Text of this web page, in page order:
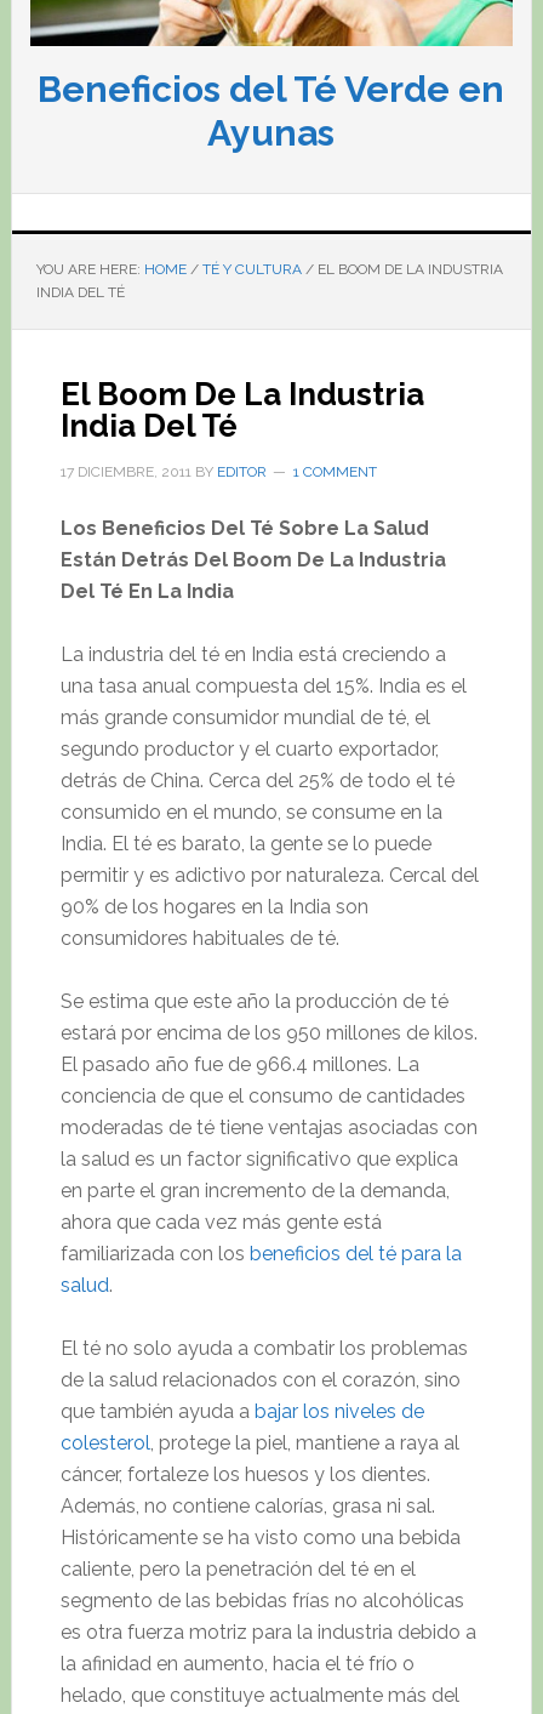
Beneficios del Té Verde en
Ayunas
YOU ARE HERE: HOME / TÉ Y CULTURA /EL BOOM DE LA INDUSTRIA
INDIA DEL TÉ
El Boom De La Industria
India Del Té
17 DICIEMBRE, 2011BY EDITOR 1 COMMENT
Los Beneficios Del Té Sobre La Salud
Están Detrás Del Boom De La Industria
Del Té En La India
La industria del té en India está creciendo a
una tasa anual compuesta del 15%. India es el
más grande consumidor mundial de té, el
segundo productor y el cuarto exportador,
detrás de China. Cerca del 25% de todo el té
consumido en el mundo, se consume en la
India. El té es barato, la gente se lo puede
permitir y es adictivo por naturaleza. Cercal del
90% de los hogares en la India son
consumidores habituales de té.
Se estima que este año la producción de té
estará por encima de los 950 millones de kilos.
El pasado año fue de 966.4 millones. La
conciencia de que el consumo de cantidades
moderadas de té tiene ventajas asociadas con
la salud es un factor significativo que explica
en parte el gran incremento de la demanda,
ahora que cada vez más gente está
familiarizada con los beneficios del té para la
salud.
El té no solo ayuda a combatir los problemas
de la salud relacionados con el corazón, sino
que también ayuda a bajar los niveles de
colesterol, protege la piel, mantiene a raya al
cáncer, fortaleze los huesos y los dientes.
Además, no contiene calorías, grasa ni sal.
Históricamente se ha visto como una bebida
caliente, pero la penetración del té en el
segmento de las bebidas frías no alcohólicas
es otra fuerza motriz para la industria debido a
la afinidad en aumento, hacia el té frío o
helado, que constituye actualmente más del